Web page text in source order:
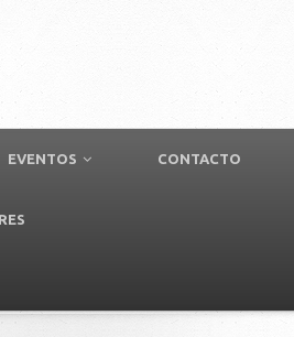
EVENTOS CONTACTO